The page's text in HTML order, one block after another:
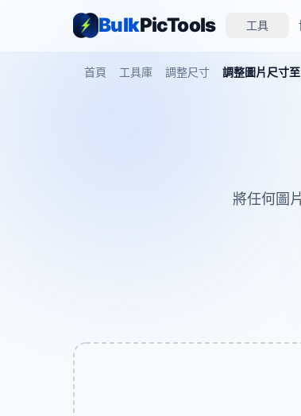
BulkPicTools 工具
首頁 工具庫 調整尺寸 調整圖片尺寸
將任何圖